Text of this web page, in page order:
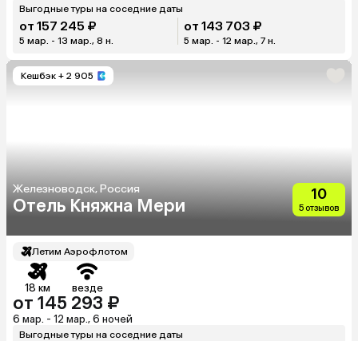
Выгодные туры на соседние даты
от 157 245 ₽
5 мар. - 13 мар., 8 н.
от 143 703 ₽
5 мар. - 12 мар., 7 н.
Кешбэк + 2 905
Железноводск, Россия
Отель Княжна Мери
10
5 отзывов
Летим Аэрофлотом
18 км везде
от 145 293 ₽
6 мар. - 12 мар., 6 ночей
Выгодные туры на соседние даты